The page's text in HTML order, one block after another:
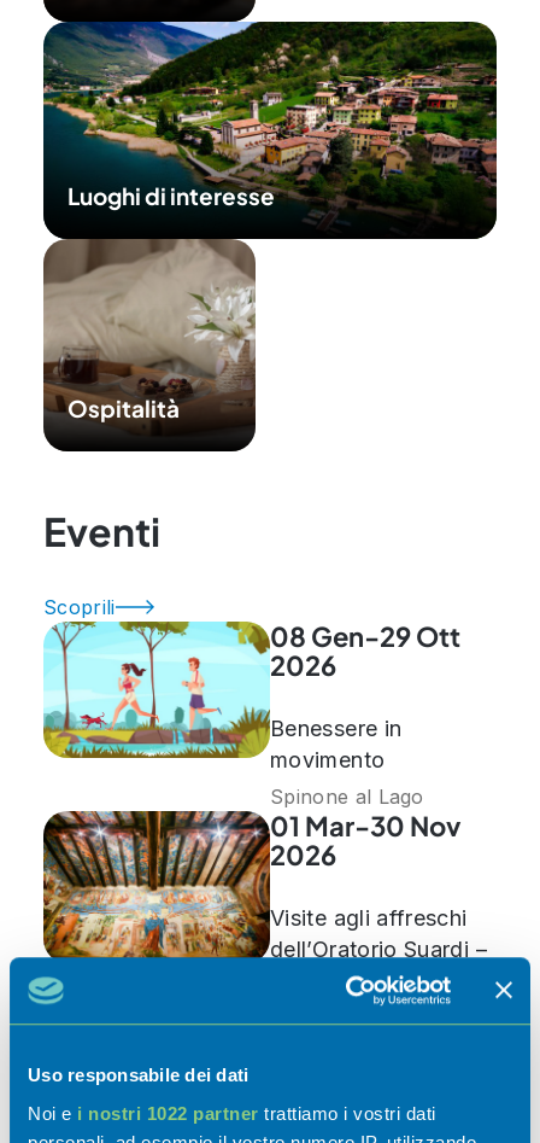
Uso responsabile dei dati
Noi e i nostri 1022 partner trattiamo i vostri dati
Luoghi di interesse
Ospitalità
Eventi
Scoprili
08 Gen-29 Ott
2026
Benessere in
movimento
Spinone al Lago
01 Mar-30 Nov
2026
Visite agli affreschi
dell’Oratorio Suardi –
Stagione 2026
Trescore Balneario